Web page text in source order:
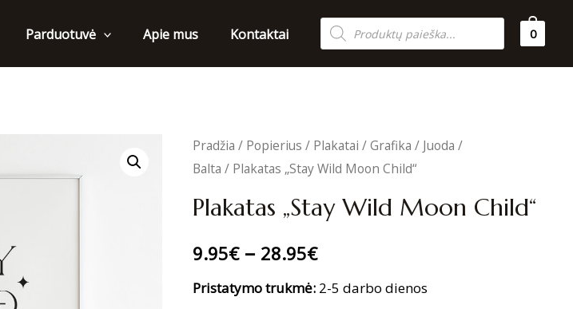
Parduotuvė Apie mus Kontaktai
Products
search 0
Pradžia / Popierius / Plakatai /Grafika / Juoda /
Balta / Plakatas „Stay Wild Moon Child“
Plakatas „Stay Wild Moon Child“
9.95€– 28.95€
Pristatymo trukmė: 2-5 darbo dienos